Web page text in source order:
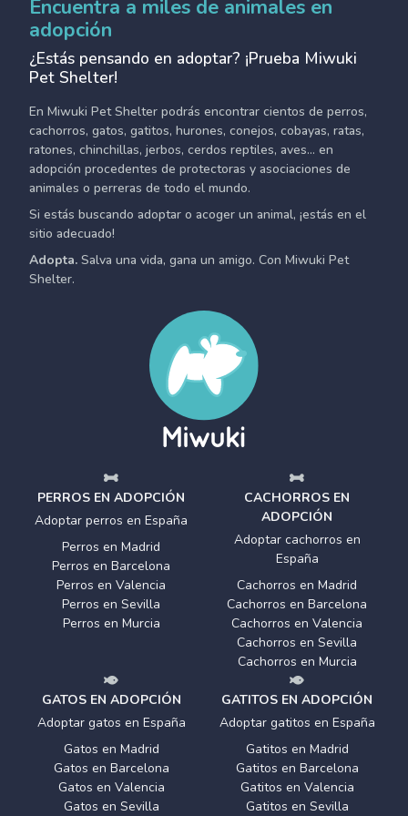
Encuentra a miles de animales en
adopción
¿Estás pensando en adoptar? ¡Prueba Miwuki
Pet Shelter!
En Miwuki Pet Shelter podrás encontrar cientos de perros,
cachorros, gatos, gatitos, hurones, conejos, cobayas, ratas,
ratones, chinchillas, jerbos, cerdos reptiles, aves... en
adopción procedentes de protectoras y asociaciones de
animales o perreras de todo el mundo.
Si estás buscando adoptar o acoger un animal, ¡estás en el
sitio adecuado!
Adopta. Salva una vida, gana un amigo. Con Miwuki Pet
Shelter.
PERROS EN ADOPCIÓN
Adoptar perros en España
Perros en Madrid
Perros en Barcelona
Perros en Valencia
Perros en Sevilla
Perros en Murcia
CACHORROS EN
ADOPCIÓN
Adoptar cachorros en
España
Cachorros en Madrid
Cachorros en Barcelona
Cachorros en Valencia
Cachorros en Sevilla
Cachorros en Murcia
GATOS EN ADOPCIÓN
Adoptar gatos en España
Gatos en Madrid
Gatos en Barcelona
Gatos en Valencia
Gatos en Sevilla
GATITOS EN ADOPCIÓN
Adoptar gatitos en España
Gatitos en Madrid
Gatitos en Barcelona
Gatitos en Valencia
Gatitos en Sevilla